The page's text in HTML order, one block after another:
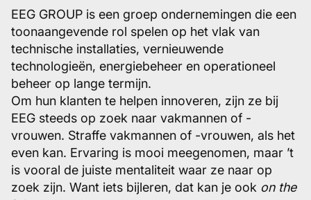
EEG GROUP is een groep ondernemingen die een
toonaangevende rol spelen op het vlak van
technische installaties, vernieuwende
technologieën, energiebeheer en operationeel
beheer op lange termijn.
Om hun klanten te helpen innoveren, zijn ze bij
EEG steeds op zoek naar vakmannen of -
vrouwen. Straffe vakmannen of -vrouwen, als het
even kan. Ervaring is mooi meegenomen, maar ’t
is vooral de juiste mentaliteit waar ze naar op
zoek zijn. Want iets bijleren, dat kan je ook on the